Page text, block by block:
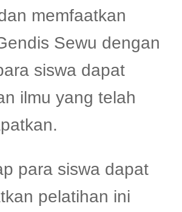
memfaatkan
Sewu dengan
siswa dapat
ilmu yang telah
para siswa dapat
pelatihan ini